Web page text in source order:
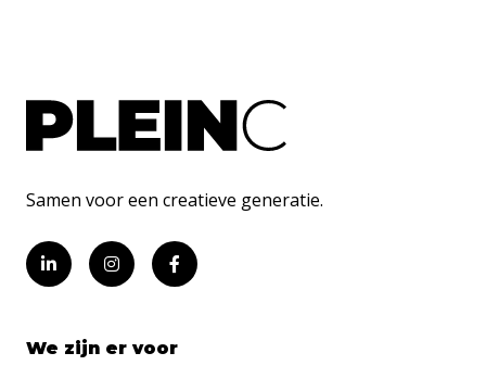
Samen voor een creatieve generatie.
We zijn er voor